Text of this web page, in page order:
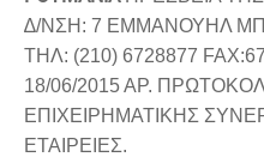
∆/ΝΣΗ: 7 ΕΜΜΑΝΟΥΗΛ
ΤΗΛ: (210) 6728877
18/06/2015 ΑΡ.
ΕΠΙΧΕΙΡΗΜΑΤΙΚΗΣ
ΕΤΑΙΡΕΙΕΣ.